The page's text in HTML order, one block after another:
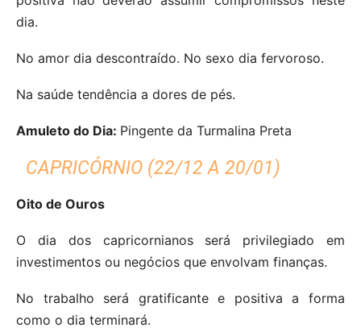
dia.
No amor dia descontraído. No sexo dia fervoroso.
Na saúde tendência a dores de pés.
Amuleto do Dia: Pingente da Turmalina Preta
CAPRICÓRNIO (22/12 A 20/01)
Oito de Ouros
O dia dos capricornianos será privilegiado em
investimentos ou negócios que envolvam finanças.
No trabalho será gratificante e positiva a forma
como o dia terminará.